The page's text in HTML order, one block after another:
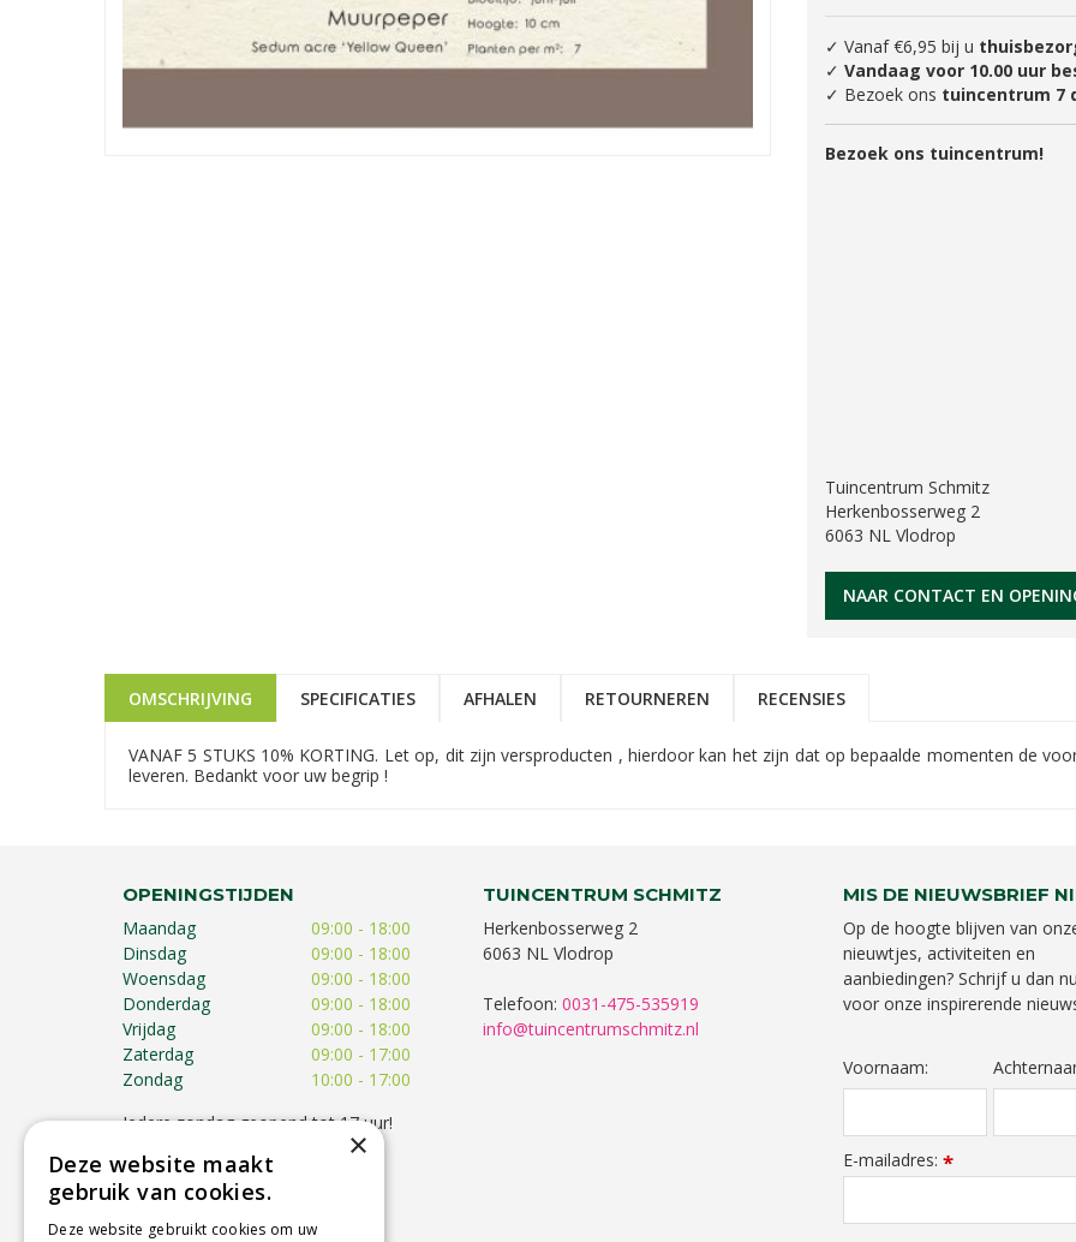
✓ Vanaf €6,95 bij u
✓ Vandaag voor 10.00 uur
✓ Bezoek ons tuincentrum 7
Bezoek ons tuincentrum!
Tuincentrum Schmitz
Herkenbosserweg 2
6063 NL Vlodrop
NAAR CONTACT EN
OMSCHRIJVING SPECIFICATIES AFHALEN RETOURNEREN RECENSIES
VANAF 5 STUKS 10% KORTING. Let op, dit zijn versproducten , hierdoor kan het zijn dat op bepaalde momenten de
leveren. Bedankt voor uw begrip !
OPENINGSTIJDEN
Maandag
09:00 - 18:00
Dinsdag
09:00 - 18:00
Woensdag
09:00 - 18:00
Donderdag
09:00 - 18:00
Vrijdag
09:00 - 18:00
Zaterdag
09:00 - 17:00
Zondag
10:00 - 17:00
Iedere zondag geopend tot 17 uur!
openingstijden afwijken!
Toon alle openingstijden
TUINCENTRUM SCHMITZ
Herkenbosserweg 2
6063 NL Vlodrop
Telefoon: 0031-475-535919
info@tuincentrumschmitz.nl
MIS DE NIEUWSBRIEF
Op de hoogte blijven van
nieuwtjes, activiteiten en
aanbiedingen? Schrijf u dan
voor onze inspirerende
Voornaam:
E-mailadres: *
×
Deze website maakt
gebruik van cookies.
Deze website gebruikt cookies om uw